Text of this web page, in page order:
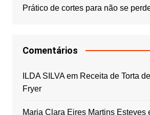
Prático de cortes para não se
Comentários
ILDA SILVAem Receita de Torta
Fryer
Maria Clara Eires Martins Esteves